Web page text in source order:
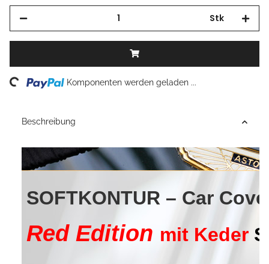
Stk
Loading... Komponenten werden geladen ...
Beschreibung